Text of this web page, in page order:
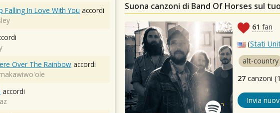
Suona canzoni di Band Of Horses sul
61 fan
(Stati
alt-country
27 canzoni
Invia
Falling In Love With You accordi
Over The Rainbow accordi
accordi